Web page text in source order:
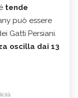
tende
può essere
Gatti Persiani.
oscilla dai 13